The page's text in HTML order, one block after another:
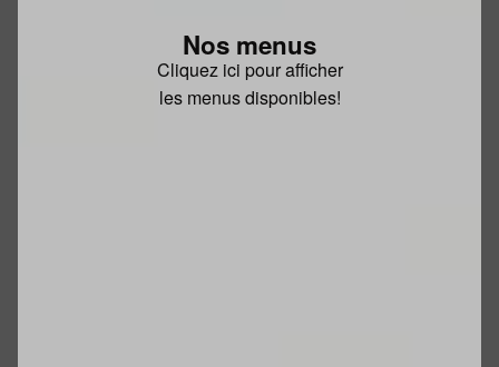
Nos menus
Cliquez ici pour afficher
les menus disponibles!